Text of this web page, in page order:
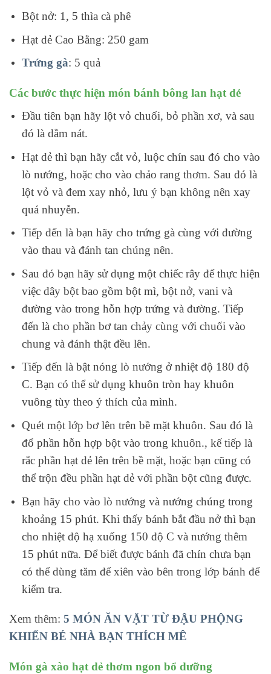
Bột nở: 1, 5 thìa cà phê
Hạt dẻ Cao Bằng: 250 gam
Trứng gà: 5 quả
Các bước thực hiện món bánh bông lan hạt dẻ
Đầu tiên bạn hãy lột vỏ chuối, bỏ phần xơ, và sau
đó là dằm nát.
Hạt dẻ thì bạn hãy cắt vỏ, luộc chín sau đó cho vào
lò nướng, hoặc cho vào chảo rang thơm. Sau đó là
lột vỏ và đem xay nhỏ, lưu ý bạn không nên xay
quá nhuyễn.
Tiếp đến là bạn hãy cho trứng gà cùng với đường
vào thau và đánh tan chúng nên.
Sau đó bạn hãy sử dụng một chiếc rây để thực hiện
việc dây bột bao gồm bột mì, bột nở, vani và
đường vào trong hỗn hợp trứng và đường. Tiếp
đến là cho phần bơ tan chảy cùng với chuối vào
chung và đánh thật đều lên.
Tiếp đến là bật nóng lò nướng ở nhiệt độ 180 độ
C. Bạn có thể sử dụng khuôn tròn hay khuôn
vuông tùy theo ý thích của mình.
Quét một lớp bơ lên trên bề mặt khuôn. Sau đó là
đổ phần hỗn hợp bột vào trong khuôn., kế tiếp là
rắc phần hạt dẻ lên trên bề mặt, hoặc bạn cũng có
thể trộn đều phần hạt dẻ với phần bột cũng được.
Bạn hãy cho vào lò nướng và nướng chúng trong
khoảng 15 phút. Khi thấy bánh bắt đầu nở thì bạn
cho nhiệt độ hạ xuống 150 độ C và nướng thêm
15 phút nữa. Để biết được bánh đã chín chưa bạn
có thể dùng tăm để xiên vào bên trong lớp bánh để
kiểm tra.
Xem thêm: 5 MÓN ĂN VẶT TỪ ĐẬU PHỘNG
KHIẾN BÉ NHÀ BẠN THÍCH MÊ
Món gà xào hạt dẻ thơm ngon bổ dưỡng